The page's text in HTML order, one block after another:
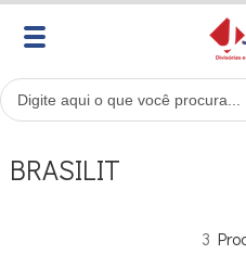
BRASILIT
3